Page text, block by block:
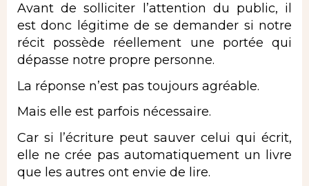
Avant de solliciter l’attention du public, il
est donc légitime de se demander si notre
récit possède réellement une portée qui
dépasse notre propre personne.
La réponse n’est pas toujours agréable.
Mais elle est parfois nécessaire.
Car si l’écriture peut sauver celui qui écrit,
elle ne crée pas automatiquement un livre
que les autres ont envie de lire.